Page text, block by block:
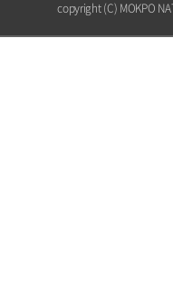
copyright (C) MOKPO